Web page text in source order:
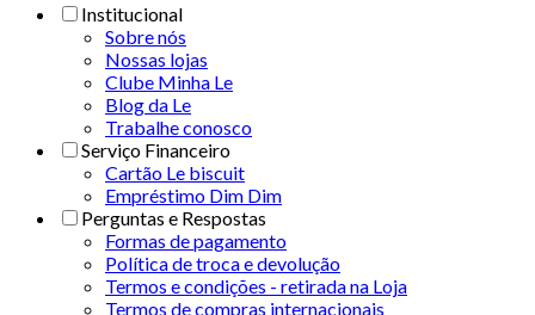
Institucional
Sobre nós
Nossas lojas
Clube Minha Le
Blog da Le
Trabalhe conosco
Serviço Financeiro
Cartão Le biscuit
Empréstimo Dim Dim
Perguntas e Respostas
Formas de pagamento
Política de troca e devolução
Termos e condições - retirada na Loja
Termos de compras internacionais